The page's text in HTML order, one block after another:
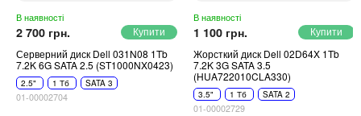
В наявності
2 700 грн.
Серверний диск Dell 031N08 1Tb
7.2K 6G SATA 2.5 (ST1000NX0423)
2.5" 1 Тб SATA 3
01-00002704
В наявності
1 100 грн.
Жорсткий диск Dell 02D64X 1Tb
7.2K 3G SATA 3.5
(HUA722010CLA330)
3.5" 1 Тб SATA 2
01-00002729